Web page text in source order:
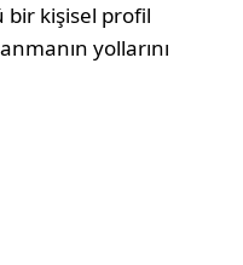
bir kişisel profil
yollarını